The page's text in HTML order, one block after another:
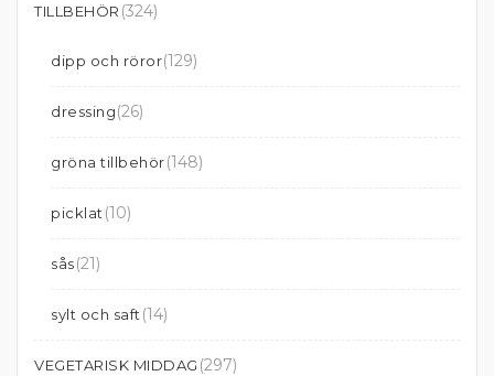
TILLBEHÖR (324)
dipp och röror(129)
dressing(26)
gröna tillbehör(148)
picklat (10)
sås(21)
sylt och saft (14)
VEGETARISK MIDDAG (297)